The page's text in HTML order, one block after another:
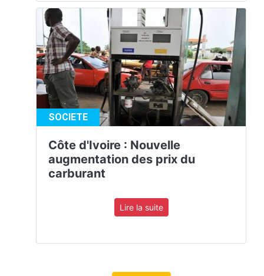
SOCIETE
Côte d'Ivoire : Nouvelle
augmentation des prix du
carburant
Lire la suite